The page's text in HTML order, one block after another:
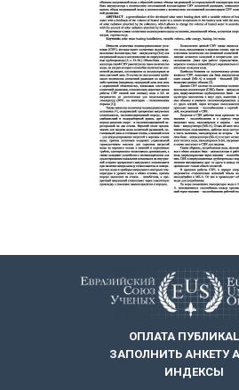
ОПЛАТА
ЗАПОЛНИТЬ АНКЕТУ
ИНДЕКСЫ